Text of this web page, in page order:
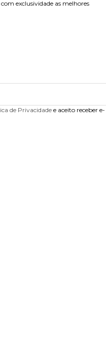
exclusividade as melhores
de Privacidade e aceito receber e-